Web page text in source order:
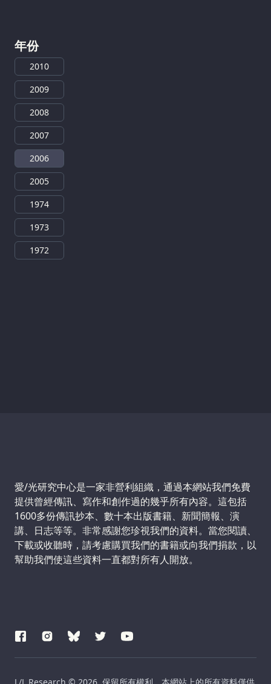
年份
2010
2009
2008
2007
2006
2005
1974
1973
1972
Support us:
愛/光研究中心是一家非營利組織，通過本網站我們免費
提供曾經傳訊、寫作和創作過的幾乎所有內容。這包括
1600多份傳訊抄本、數十本出版書籍、新聞簡報、演
講、日志等等。非常感謝您珍視我們的資料。當您閱讀、
下載或收聽時，請考慮購買我們的書籍或向我們捐款，以
幫助我們使這些資料一直都對所有人開放。